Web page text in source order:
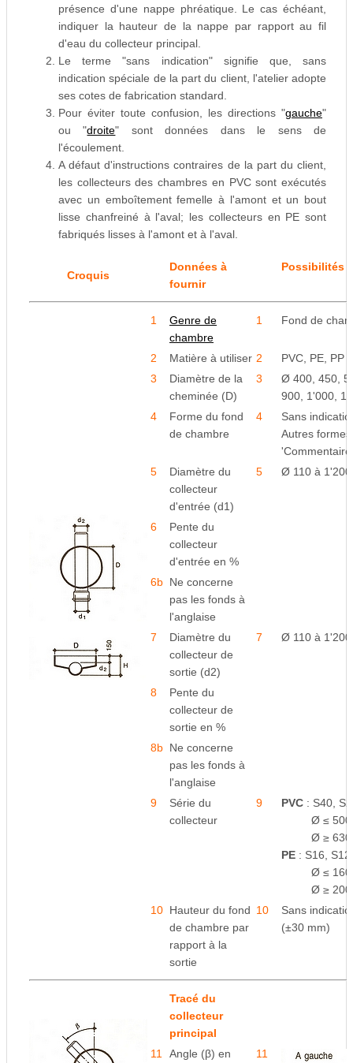
présence d'une nappe phréatique. Le cas échéant,
indiquer la hauteur de la nappe par rapport au fil
d'eau du collecteur principal.
Le terme "sans indication" signifie que, sans
indication spéciale de la part du client, l'atelier adopte
ses cotes de fabrication standard.
Pour éviter toute confusion, les directions "gauche"
ou "droite" sont données dans le sens de
l'écoulement.
A défaut d'instructions contraires de la part du client,
les collecteurs des chambres en PVC sont exécutés
avec un emboîtement femelle à l'amont et un bout
lisse chanfreiné à l'aval; les collecteurs en PE sont
fabriqués lisses à l'amont et à l'aval.
Croquis
Données à
fournir
Possibilités
1
Genre de
chambre
1 Fond de
2 Matière à utiliser 2
PVC, PE, PP
3
Diamètre de la
cheminée (D)
3
Ø 400, 450,
900, 1'000,
4
Forme du fond
de chambre
4
Sans
Autres
5
Diamètre du
collecteur
d'entrée (d1)
5 Ø 110 à
6
Pente du
collecteur
d'entrée en %
6b Ne concerne
pas les fonds à
l'anglaise
7
Diamètre du
collecteur de
sortie (d2)
7 Ø 110 à
8
Pente du
collecteur de
sortie en %
8b Ne concerne
pas les fonds à
l'anglaise
9
Série du
collecteur
9 PVC : S40,
Ø ≤ 500
Ø ≥ 630
PE : S16,
Ø ≤ 160
Ø ≥ 200
10 Hauteur du fond
de chambre par
rapport à la
sortie
10
Sans
(±30 mm)
Tracé du
collecteur
principal
11
Angle (β) en
11